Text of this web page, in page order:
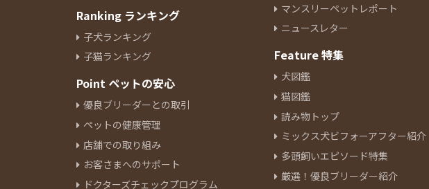
Ranking ランキング
子犬ランキング
子猫ランキング
Point ペットの安心
優良ブリーダーとの取引
ペットの健康管理
店舗での取り組み
お客さまへのサポート
ドクターズチェックプログラム
マンスリーペットレポート
ニュースレター
Feature 特集
犬図鑑
猫図鑑
読み物トップ
ミックス犬ビフォーアフター紹介
多頭飼いエピソード特集
厳選！優良ブリーダー紹介